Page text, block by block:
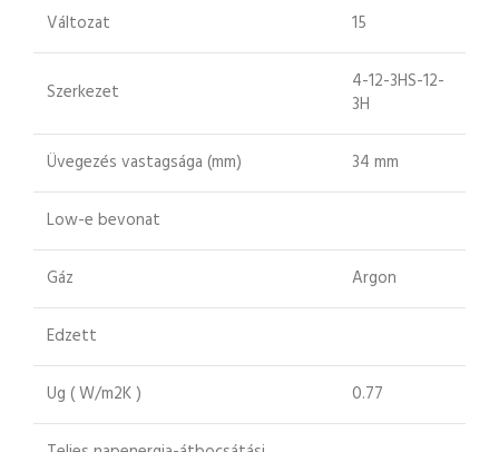
Változat 15
Szerkezet
4-12-3HS-12-
3H
Üvegezés vastagsága (mm) 34 mm
Low-e bevonat
Gáz Argon
Edzett
Ug ( W/m2K ) 0.77